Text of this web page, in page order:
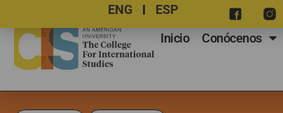
ENG
ESP
Inicio
Conócenos